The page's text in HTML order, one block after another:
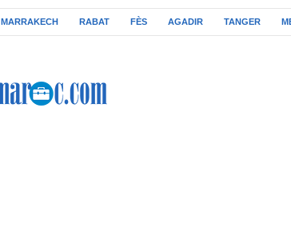
MARRAKECH RABAT FÈS AGADIR TANGER